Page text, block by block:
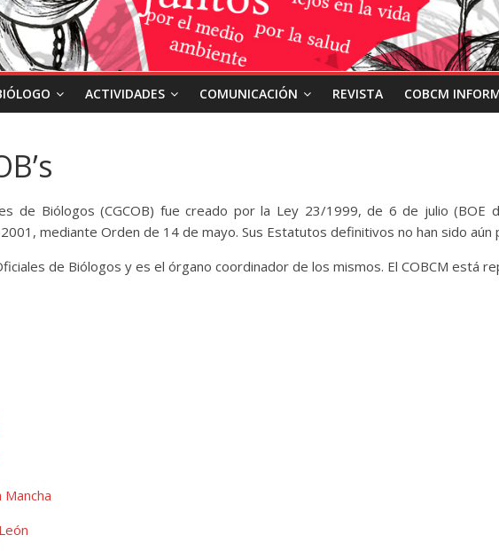
ACTIVIDADES COMUNICACIÓN REVISTA COBCM
de Biólogos (CGCOB) fue creado por la Ley 23/1999, de 6 de julio
mediante Orden de 14 de mayo. Sus Estatutos definitivos no han sido aún
de Biólogos y es el órgano coordinador de los mismos. El COBCM está